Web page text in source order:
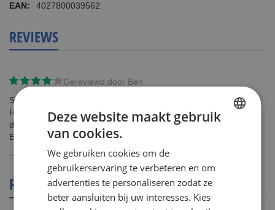
4027800039562
REVIEWS
Gereviewd door Ben
Snelle levering voor een goeie prijs.
Het is een super scheerapparaat als je een gevoelige huid hebt
door medicijnen.
Echt top
REVIEWS OVER DIT PRODUCT
Deze website maakt gebruik
van cookies.
We gebruiken cookies om de
gebruikerservaring te verbeteren en om
advertenties te personaliseren zodat ze
beter aansluiten bij uw interesses. Kies